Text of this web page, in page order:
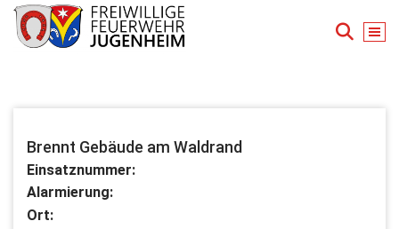
Zum
Inhalt
springen
Brennt Gebäude am Waldrand
Einsatznummer:
Alarmierung:
Ort: